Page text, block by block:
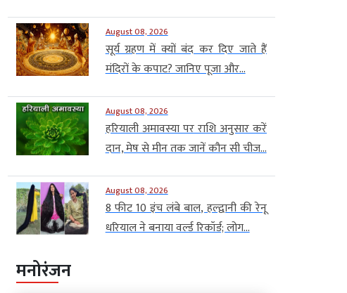
August 08, 2026
सूर्य ग्रहण में क्यों बंद कर दिए जाते हैं
मंदिरों के कपाट? जानिए पूजा और...
August 08, 2026
हरियाली अमावस्या पर राशि अनुसार करें
दान, मेष से मीन तक जानें कौन सी चीज...
August 08, 2026
8 फीट 10 इंच लंबे बाल, हल्द्वानी की रेनू
धरियाल ने बनाया वर्ल्ड रिकॉर्ड; लोग...
मनोरंजन